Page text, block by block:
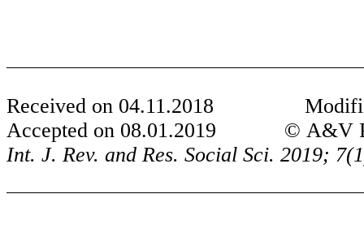
Received on 04.11 .201 8
Accepted on 08.01 .2019 © A&V
Int. J. Rev. and Res. Social Sci. 2019; 7